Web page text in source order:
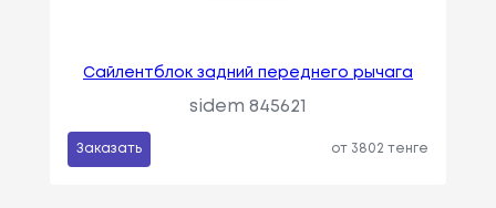
Сайлентблок задний переднего рычага
sidem 845621
Заказать от 3802 тенге